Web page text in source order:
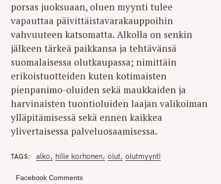
porsas juoksuaan, oluen myynti tulee
vapauttaa päivittäistavarakauppoihin
vahvuuteen katsomatta. Alkolla on senkin
jälkeen tärkeä paikkansa ja tehtävänsä
suomalaisessa olutkaupassa; nimittäin
erikoistuotteiden kuten kotimaisten
pienpanimo-oluiden sekä maukkaiden ja
harvinaisten tuontioluiden laajan valikoiman
ylläpitämisessä sekä ennen kaikkea
ylivertaisessa palveluosaamisessa.
TAGS alko hille korhonen olut olutmyynti
Facebook Comments